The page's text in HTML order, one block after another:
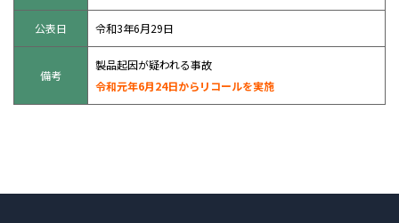
公表日 令和3年6月29日
備考
製品起因が疑われる事故
令和元年6月24日からリコールを実施